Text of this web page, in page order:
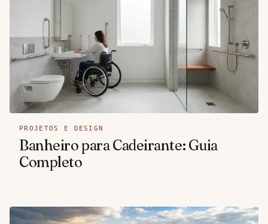
PROJETOS E DESIGN
Banheiro para Cadeirante: Guia
Completo